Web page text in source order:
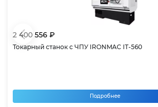
2 400 556 ₽
Токарный станок с ЧПУ IRONMAC IT-560
Подробнее